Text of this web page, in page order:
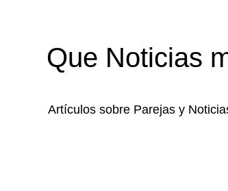
Que Noticias
Artículos sobre Parejas y